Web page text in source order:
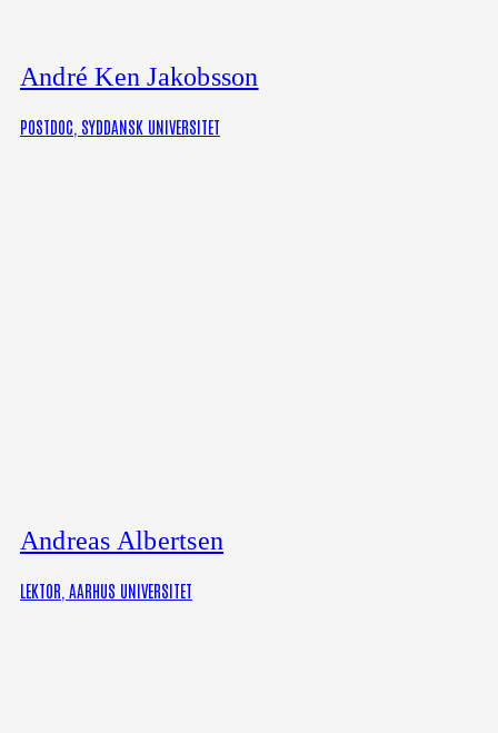
André Ken Jakobsson
POSTDOC, SYDDANSK UNIVERSITET
Andreas Albertsen
LEKTOR, AARHUS UNIVERSITET